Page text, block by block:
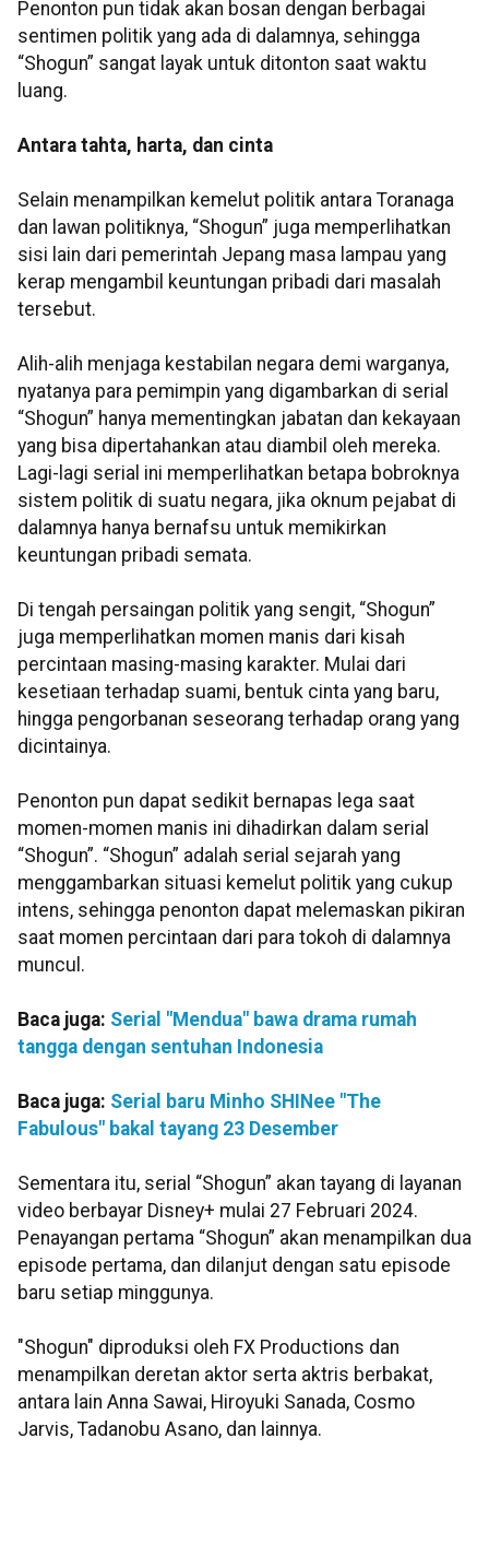
Penonton pun tidak akan bosan dengan berbagai
sentimen politik yang ada di dalamnya, sehingga
“Shogun” sangat layak untuk ditonton saat waktu
luang.
Antara tahta, harta, dan cinta
Selain menampilkan kemelut politik antara Toranaga
dan lawan politiknya, “Shogun” juga memperlihatkan
sisi lain dari pemerintah Jepang masa lampau yang
kerap mengambil keuntungan pribadi dari masalah
tersebut.
Alih-alih menjaga kestabilan negara demi warganya,
nyatanya para pemimpin yang digambarkan di serial
“Shogun” hanya mementingkan jabatan dan kekayaan
yang bisa dipertahankan atau diambil oleh mereka.
Lagi-lagi serial ini memperlihatkan betapa bobroknya
sistem politik di suatu negara, jika oknum pejabat di
dalamnya hanya bernafsu untuk memikirkan
keuntungan pribadi semata.
Di tengah persaingan politik yang sengit, “Shogun”
juga memperlihatkan momen manis dari kisah
percintaan masing-masing karakter. Mulai dari
kesetiaan terhadap suami, bentuk cinta yang baru,
hingga pengorbanan seseorang terhadap orang yang
dicintainya.
Penonton pun dapat sedikit bernapas lega saat
momen-momen manis ini dihadirkan dalam serial
“Shogun”. “Shogun” adalah serial sejarah yang
menggambarkan situasi kemelut politik yang cukup
intens, sehingga penonton dapat melemaskan pikiran
saat momen percintaan dari para tokoh di dalamnya
muncul.
Baca juga: Serial "Mendua" bawa drama rumah
tangga dengan sentuhan Indonesia
Baca juga: Serial baru Minho SHINee "The
Fabulous" bakal tayang 23 Desember
Sementara itu, serial “Shogun” akan tayang di layanan
video berbayar Disney+ mulai 27 Februari 2024.
Penayangan pertama “Shogun” akan menampilkan dua
episode pertama, dan dilanjut dengan satu episode
baru setiap minggunya.
"Shogun" diproduksi oleh FX Productions dan
menampilkan deretan aktor serta aktris berbakat,
antara lain Anna Sawai, Hiroyuki Sanada, Cosmo
Jarvis, Tadanobu Asano, dan lainnya.